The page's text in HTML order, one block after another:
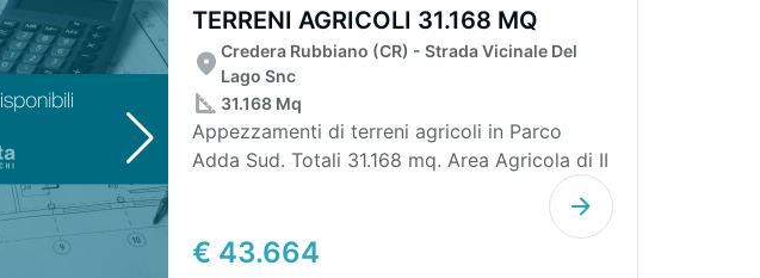
TERRENI AGRICOLI 31.168 MQ
€ 43.664
Credera Rubbiano (CR) - Strada Vicinale Del
Lago Snc
31.168 Mq
Appezzamenti di terreni agricoli in Parco
Adda Sud. Totali 31.168 mq. Area Agricola di II